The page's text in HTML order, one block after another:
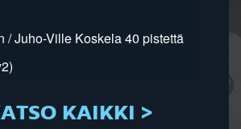
/ Juho-Ville Koskela 40 pistettä
KAIKKI >